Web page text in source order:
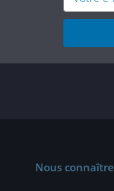
Nous connaître